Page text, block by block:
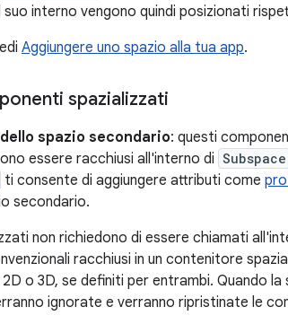
interno vengono quindi posizionati
Aggiungere uno spazio alla tua app.
spazializzati
spazio secondario: questi
essere racchiusi all'interno di Subspace
ti consente di aggiungere attributi come
secondario.
non richiedono di essere chiamati
racchiusi in un contenitore
o 3D, se definiti per entrambi. Quando la
ignorate e verranno ripristinate le